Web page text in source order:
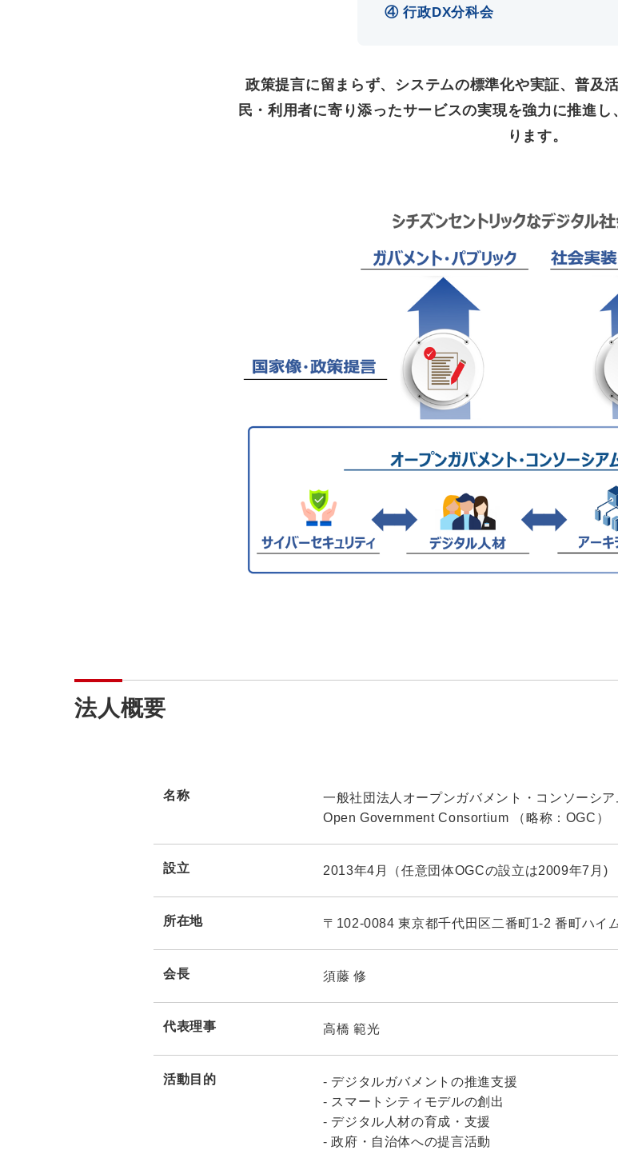
④ 行政DX分科会
政策提言に留まらず、システムの標準化や実証、普及
民・利用者に寄り添ったサービスの実現を強力に推進
ります。
法人概要
名称
一般社団法人オープンガバメント・コンソーシア
Open Government Consortium （略称：OGC）
設立 2013年4月（任意団体OGCの設立は2009年7月)
所在地 〒102-0084 東京都千代田区二番町1‑2 番町ハイ
会長 須藤 修
代表理事 高橋 範光
活動目的
デジタルガバメントの推進支援
スマートシティモデルの創出
デジタル人材の育成・支援
政府・自治体への提言活動